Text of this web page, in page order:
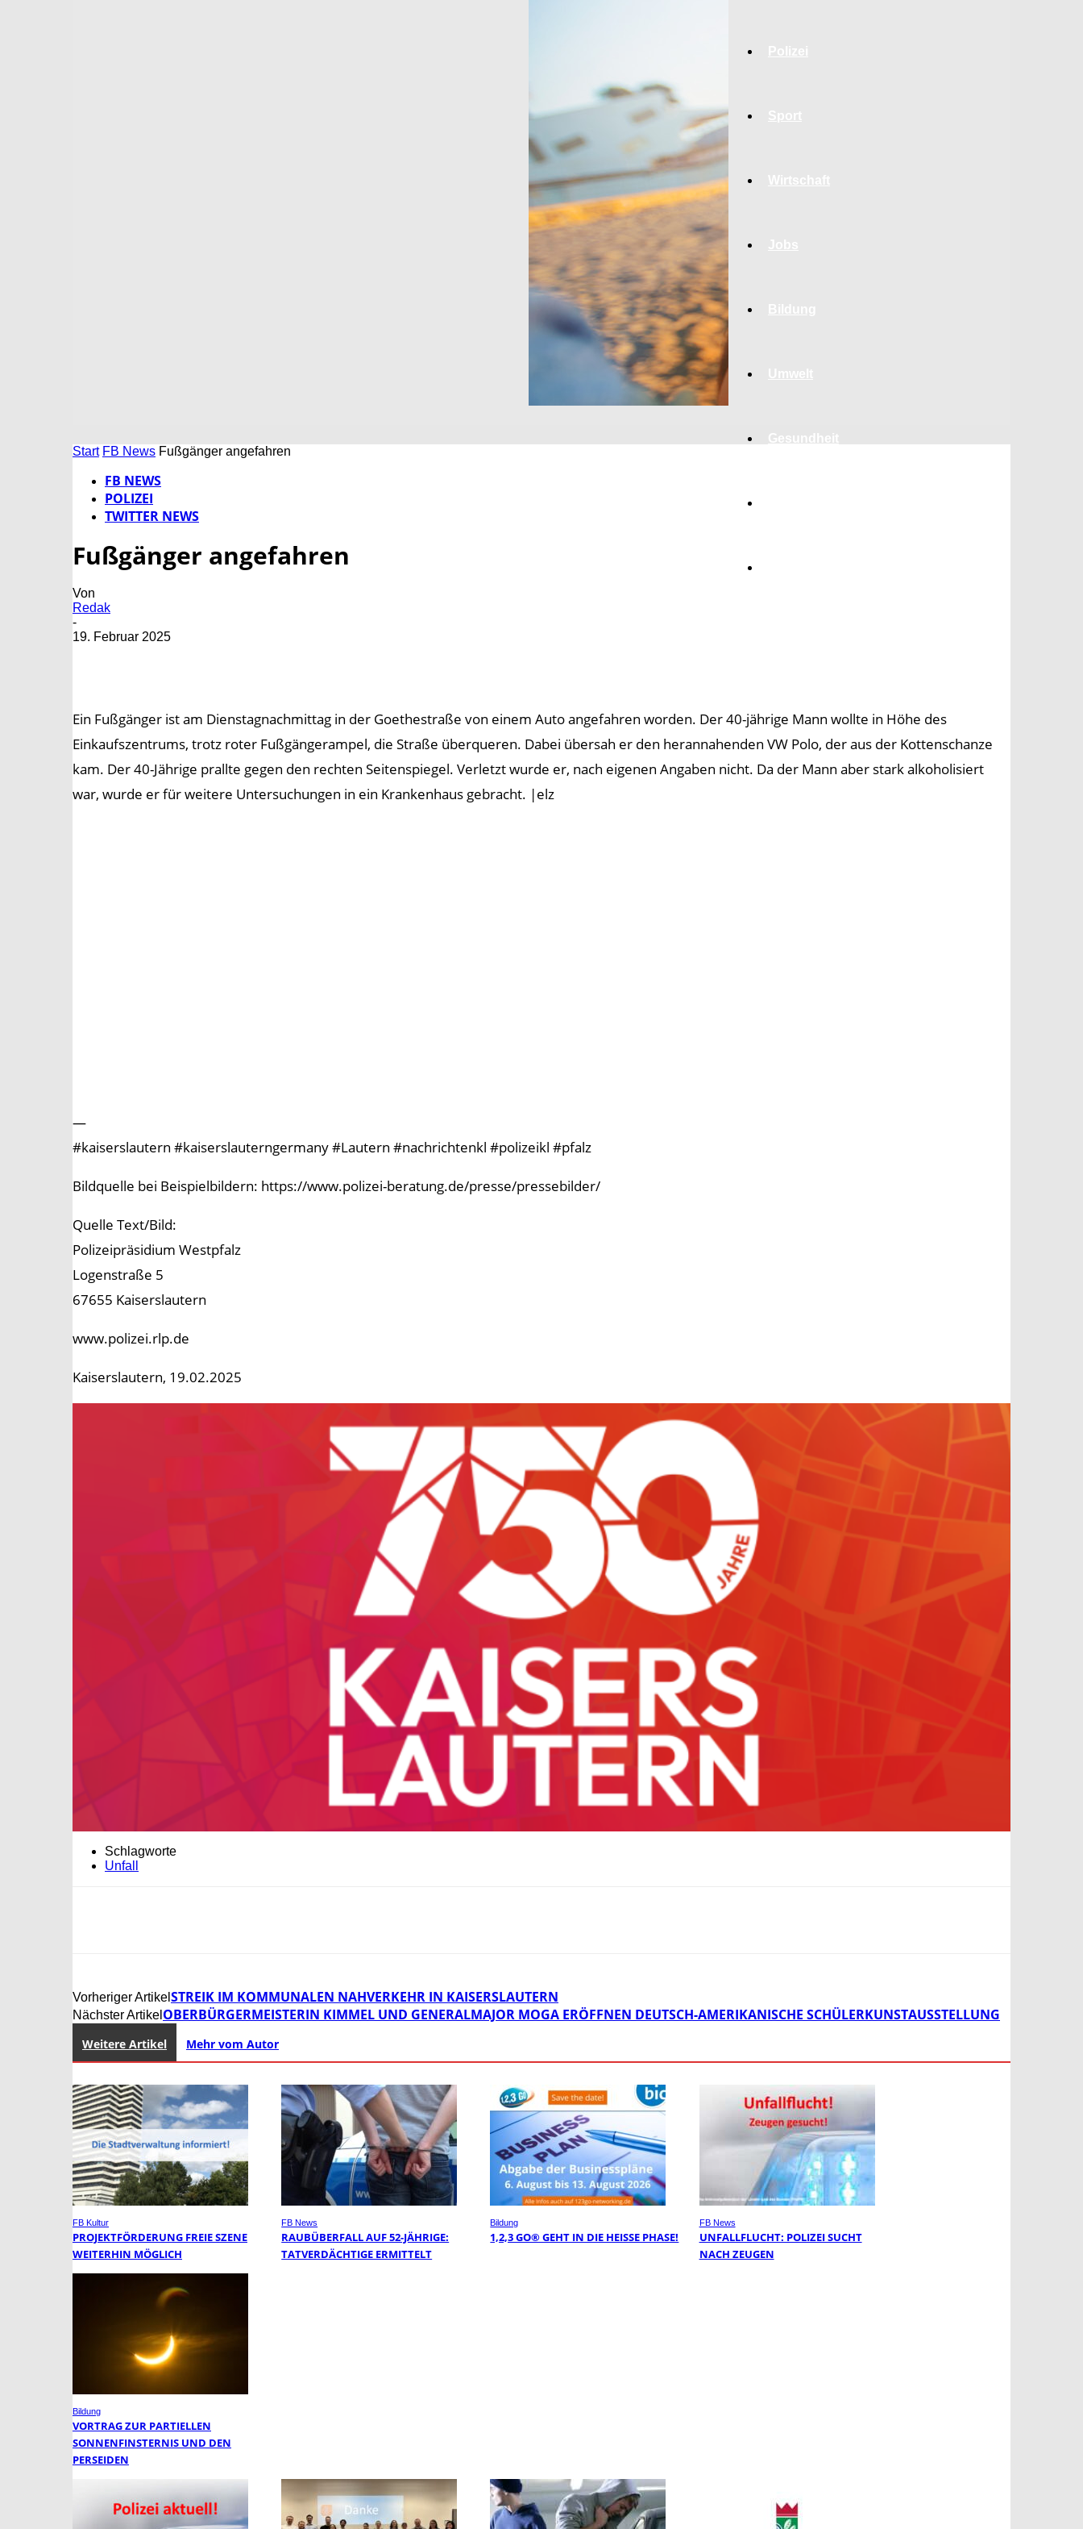
Gesundheit
Start FB News Fußgänger angefahren
FB NEWS
POLIZEI
TWITTER NEWS
Fußgänger angefahren
Von
Redak
-
19. Februar 2025
Ein Fußgänger ist am Dienstagnachmittag in der Goethestraße von einem Auto angefahren worden. Der 40-jährige Mann wollte in Höhe des
Einkaufszentrums, trotz roter Fußgängerampel, die Straße überqueren. Dabei übersah er den herannahenden VW Polo, der aus der Kottenschanze
kam. Der 40-Jährige prallte gegen den rechten Seitenspiegel. Verletzt wurde er, nach eigenen Angaben nicht. Da der Mann aber stark alkoholisiert
war, wurde er für weitere Untersuchungen in ein Krankenhaus gebracht. |elz
—
#kaiserslautern #kaiserslauterngermany #Lautern #nachrichtenkl #polizeikl #pfalz
Bildquelle bei Beispielbildern: https://www.polizei-beratung.de/presse/pressebilder/
Quelle Text/Bild:
Polizeipräsidium Westpfalz
Logenstraße 5
67655 Kaiserslautern
www.polizei.rlp.de
Kaiserslautern, 19.02.2025
Schlagworte
Unfall
Vorheriger Artikel STREIK IM KOMMUNALEN NAHVERKEHR IN KAISERSLAUTERN
Nächster Artikel OBERBÜRGERMEISTERIN KIMMEL UND GENERALMAJOR MOGA ERÖFFNEN DEUTSCH-AMERIKANISCHE SCHÜLERKUNSTAUSSTELLUNG
Weitere Artikel Mehr vom Autor
FB Kultur
PROJEKTFÖRDERUNG FREIE SZENE
WEITERHIN MÖGLICH
FB News
RAUBÜBERFALL AUF 52-JÄHRIGE:
TATVERDÄCHTIGE ERMITTELT
Bildung
1,2,3 GO® GEHT IN DIE HEISSE PHASE!
FB News
UNFALLFLUCHT: POLIZEI SUCHT
NACH ZEUGEN
Bildung
VORTRAG ZUR PARTIELLEN
SONNENFINSTERNIS UND DEN
PERSEIDEN